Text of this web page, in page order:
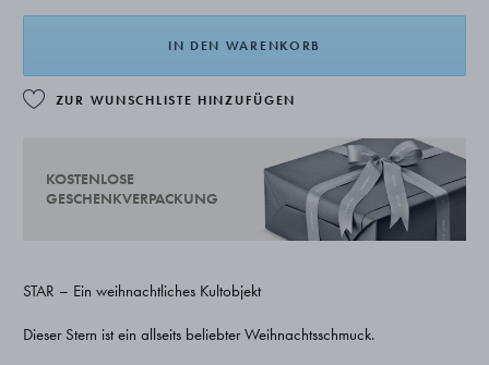
IN DEN WARENKORB
ZUR WUNSCHLISTE HINZUFÜGEN
KOSTENLOSE
GESCHENKVERPACKUNG
STAR – Ein weihnachtliches Kultobjekt
Dieser Stern ist ein allseits beliebter Weihnachtsschmuck.